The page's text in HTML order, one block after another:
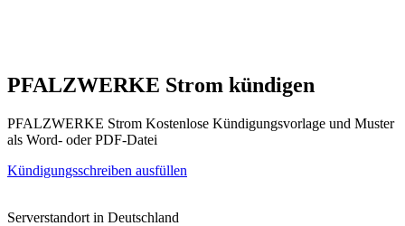
PFALZWERKE Strom kündigen
PFALZWERKE Strom Kostenlose Kündigungsvorlage und Muster
als Word- oder PDF-Datei
Kündigungsschreiben ausfüllen
Serverstandort in Deutschland